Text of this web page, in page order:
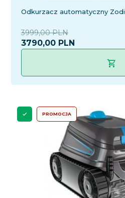
Odkurzacz automatyczny
3790,00 PLN
3999,00 PLN
PROMOCJA